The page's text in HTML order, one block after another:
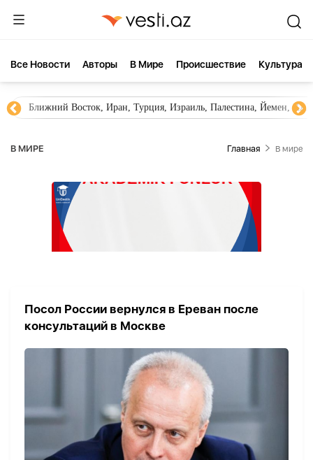
Все Новости Aвторы В Мире Происшествие Культура
Ближний Восток, Иран, Турция, Израиль, Палестина, Йемен,
В МИРЕ Главная В мире
Посол России вернулся в Ереван после
консультаций в Москве